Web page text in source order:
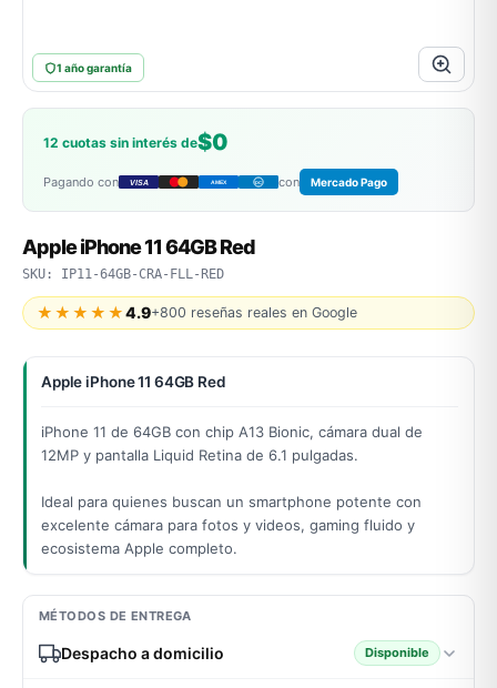
ACER
→
1 año garantía
12 cuotas sin interés de$0
Pagando con VISA AMEX DC con Mercado Pago
Apple iPhone 11 64GB Red
SKU: IP11-64GB-CRA-FLL-RED
★★★★★4.9+800 reseñas reales en Google
Apple iPhone 11 64GB Red
iPhone 11 de 64GB con chip A13 Bionic, cámara dual de
12MP y pantalla Liquid Retina de 6.1 pulgadas.
Ideal para quienes buscan un smartphone potente con
excelente cámara para fotos y videos, gaming fluido y
ecosistema Apple completo.
MÉTODOS DE ENTREGA
Despacho a domicilio Disponible